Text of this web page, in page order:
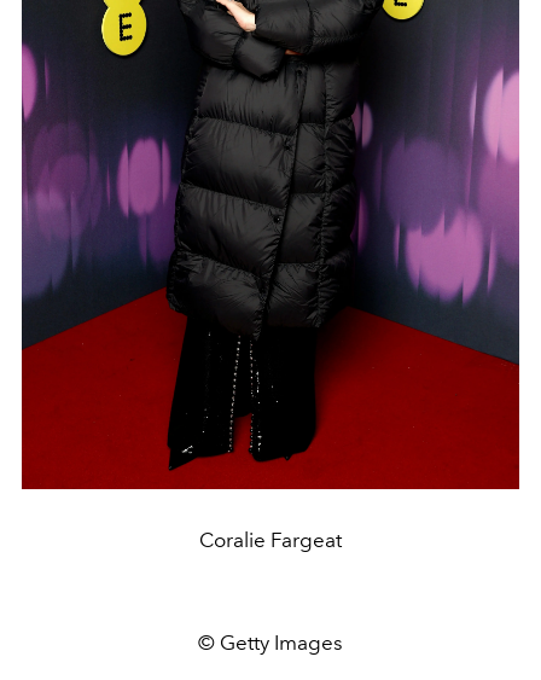
Coralie Fargeat
© Getty Images